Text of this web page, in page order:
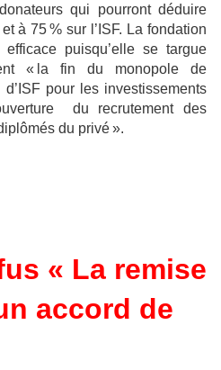
qui pourront déduire
à 75 % sur l’ISF. La fondation
puisqu’elle se targue
« la fin du monopole de
pour les investissements
du recrutement des
du privé ».
« La remise
accord de